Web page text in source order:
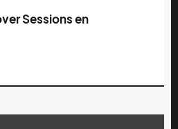
Sessions en